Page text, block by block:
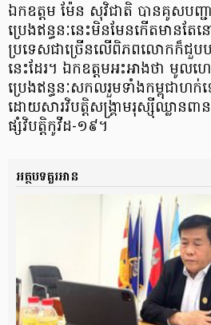
ឯកឧត្តម ម៉ែន សុវិជាតិ បានគូសបញ្ជា
ប្រេងឥន្ធនៈនេះមិនមែនកើតមានត
ប្រទេសជាច្រើនលើពិភពលោកក៏ជួបបញ្
នេះដែរ។ ឯកឧត្តមអះអាងថា មូលហេ
ប្រេងឥន្ធនៈសកលរួមទាំងកម្ពុជា
ដោយសារវិបត្តិសង្គ្រាមរុស្ស៊ីឈ្លានព
ផ្សំវិបត្តិកូវីដ-១៩។
អត្ថបទគួរអាន